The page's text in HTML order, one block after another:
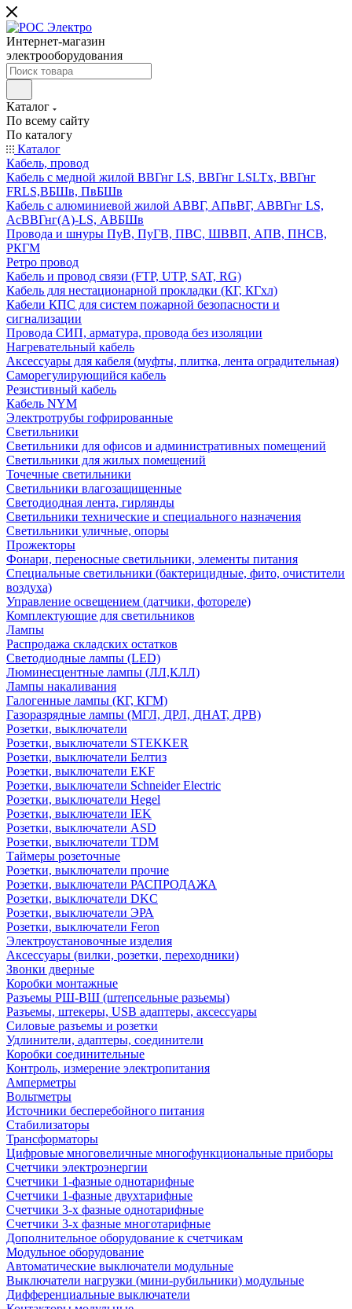
Интернет-магазин
электрооборудования
Каталог
По всему сайту
По каталогу
Каталог
Кабель, провод
Кабель с медной жилой ВВГнг LS, ВВГнг LSLTx, ВВГнг
FRLS,ВБШв, ПвБШв
Кабель с алюминиевой жилой АВВГ, АПвВГ, АВВГнг LS,
АсВВГнг(А)-LS, АВБШв
Провода и шнуры ПуВ, ПуГВ, ПВС, ШВВП, АПВ, ПНСВ,
РКГМ
Ретро провод
Кабель и провод связи (FTP, UTP, SAT, RG)
Кабель для нестационарной прокладки (КГ, КГхл)
Кабели КПС для систем пожарной безопасности и
сигнализации
Провода СИП, арматура, провода без изоляции
Нагревательный кабель
Аксессуары для кабеля (муфты, плитка, лента оградительная)
Саморегулирующийся кабель
Резистивный кабель
Кабель NYM
Электротрубы гофрированные
Светильники
Светильники для офисов и административных помещений
Светильники для жилых помещений
Точечные светильники
Светильники влагозащищенные
Светодиодная лента, гирлянды
Светильники технические и специального назначения
Светильники уличные, опоры
Прожекторы
Фонари, переносные светильники, элементы питания
Специальные светильники (бактерицидные, фито, очистители
воздуха)
Управление освещением (датчики, фотореле)
Комплектующие для светильников
Лампы
Распродажа складских остатков
Светодиодные лампы (LED)
Люминесцентные лампы (ЛЛ,КЛЛ)
Лампы накаливания
Галогенные лампы (КГ, КГМ)
Газоразрядные лампы (МГЛ, ДРЛ, ДНАТ, ДРВ)
Розетки, выключатели
Розетки, выключатели STEKKER
Розетки, выключатели Белтиз
Розетки, выключатели EKF
Розетки, выключатели Schneider Electric
Розетки, выключатели Hegel
Розетки, выключатели IEK
Розетки, выключатели ASD
Розетки, выключатели TDM
Таймеры розеточные
Розетки, выключатели прочие
Розетки, выключатели РАСПРОДАЖА
Розетки, выключатели DKC
Розетки, выключатели ЭРА
Розетки, выключатели Feron
Электроустановочные изделия
Аксессуары (вилки, розетки, переходники)
Звонки дверные
Коробки монтажные
Разъемы РШ-ВШ (штепсельные разьемы)
Разъемы, штекеры, USB адаптеры, аксессуары
Силовые разъемы и розетки
Удлинители, адаптеры, соединители
Коробки соединительные
Контроль, измерение электропитания
Амперметры
Вольтметры
Источники бесперебойного питания
Стабилизаторы
Трансформаторы
Цифровые многовеличные многофункциональные приборы
Счетчики электроэнергии
Счетчики 1-фазные однотарифные
Счетчики 1-фазные двухтарифные
Счетчики 3-х фазные однотарифные
Счетчики 3-х фазные многотарифные
Дополнительное оборудование к счетчикам
Модульное оборудование
Автоматические выключатели модульные
Выключатели нагрузки (мини-рубильники) модульные
Дифференциальные выключатели